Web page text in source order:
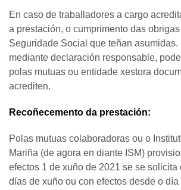
En caso de traballadores a cargo
a prestación, o cumprimento das
Seguridade Social que teñan
mediante declaración responsable,
polas mutuas ou entidade xestora
acrediten.
Recoñecemento da prestación:
Polas mutuas colaboradoras ou o
Mariña (de agora en diante ISM)
efectos 1 de xuño de 2021 se se solicita
días de xuño ou con efectos desde o